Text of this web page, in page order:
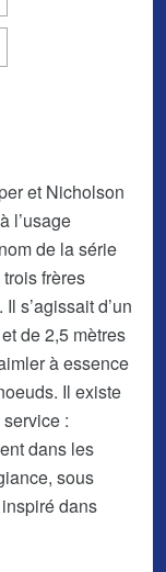
et Nicholson
l’usage
de la série
frères
s’agissait d’un
de 2,5 mètres
à essence
Il existe
:
dans les
sous
dans